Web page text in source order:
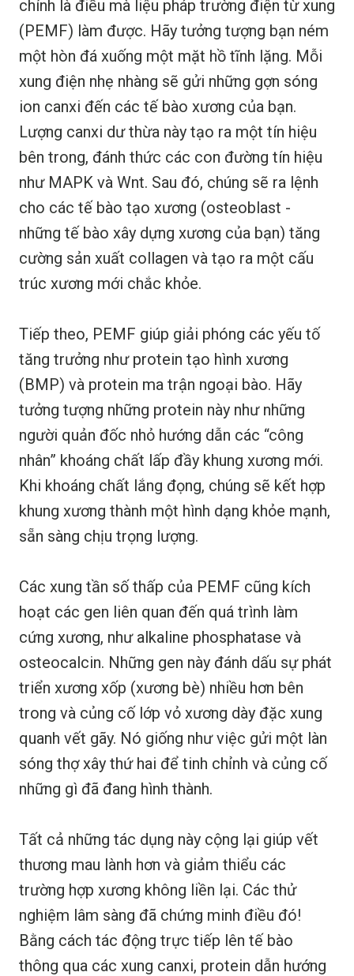
chính là điều mà liệu pháp trường điện từ xung
(PEMF) làm được. Hãy tưởng tượng bạn ném
một hòn đá xuống một mặt hồ tĩnh lặng. Mỗi
xung điện nhẹ nhàng sẽ gửi những gợn sóng
ion canxi đến các tế bào xương của bạn.
Lượng canxi dư thừa này tạo ra một tín hiệu
bên trong, đánh thức các con đường tín hiệu
như MAPK và Wnt. Sau đó, chúng sẽ ra lệnh
cho các tế bào tạo xương (osteoblast -
những tế bào xây dựng xương của bạn) tăng
cường sản xuất collagen và tạo ra một cấu
trúc xương mới chắc khỏe.
Tiếp theo, PEMF giúp giải phóng các yếu tố
tăng trưởng như protein tạo hình xương
(BMP) và protein ma trận ngoại bào. Hãy
tưởng tượng những protein này như những
người quản đốc nhỏ hướng dẫn các “công
nhân” khoáng chất lấp đầy khung xương mới.
Khi khoáng chất lắng đọng, chúng sẽ kết hợp
khung xương thành một hình dạng khỏe mạnh,
sẵn sàng chịu trọng lượng.
Các xung tần số thấp của PEMF cũng kích
hoạt các gen liên quan đến quá trình làm
cứng xương, như alkaline phosphatase và
osteocalcin. Những gen này đánh dấu sự phát
triển xương xốp (xương bè) nhiều hơn bên
trong và củng cố lớp vỏ xương dày đặc xung
quanh vết gãy. Nó giống như việc gửi một làn
sóng thợ xây thứ hai để tinh chỉnh và củng cố
những gì đã đang hình thành.
Tất cả những tác dụng này cộng lại giúp vết
thương mau lành hơn và giảm thiểu các
trường hợp xương không liền lại. Các thử
nghiệm lâm sàng đã chứng minh điều đó!
Bằng cách tác động trực tiếp lên tế bào
thông qua các xung canxi, protein dẫn hướng